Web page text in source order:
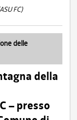
FC)
delle
della
– presso